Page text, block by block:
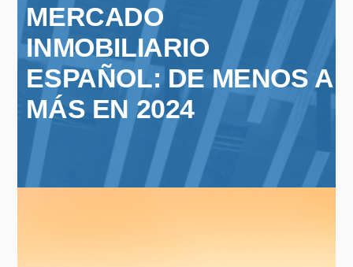
MERCADO
INMOBILIARIO
ESPAÑOL: DE MENOS A
MÁS EN 2024